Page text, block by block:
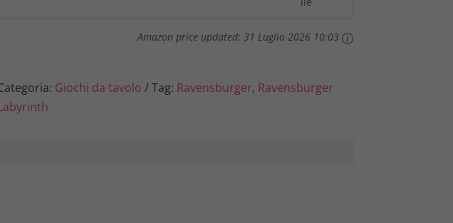
a
2
,
Amazon price updated:31 Luglio 2026 10:03
Giochi da tavolo Tag: Ravensburger, Ravensburger